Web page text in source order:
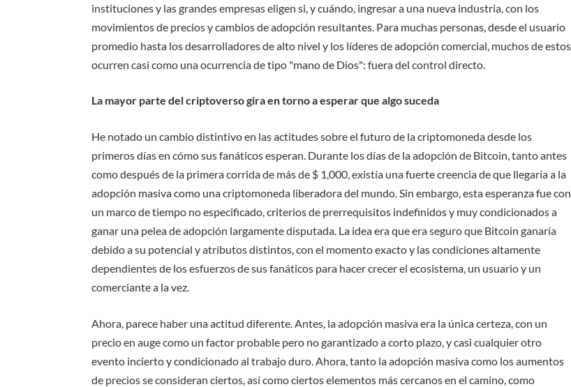
instituciones y las grandes empresas eligen si, y cuándo, ingresar a una nueva industria, con los
movimientos de precios y cambios de adopción resultantes. Para muchas personas, desde el usuario
promedio hasta los desarrolladores de alto nivel y los líderes de adopción comercial, muchos de estos
ocurren casi como una ocurrencia de tipo "mano de Dios": fuera del control directo.
La mayor parte del criptoverso gira en torno a esperar que algo suceda
He notado un cambio distintivo en las actitudes sobre el futuro de la criptomoneda desde los
primeros días en cómo sus fanáticos esperan. Durante los días de la adopción de Bitcoin, tanto antes
como después de la primera corrida de más de $ 1,000, existía una fuerte creencia de que llegaría a la
adopción masiva como una criptomoneda liberadora del mundo. Sin embargo, esta esperanza fue con
un marco de tiempo no especificado, criterios de prerrequisitos indefinidos y muy condicionados a
ganar una pelea de adopción largamente disputada. La idea era que era seguro que Bitcoin ganaría
debido a su potencial y atributos distintos, con el momento exacto y las condiciones altamente
dependientes de los esfuerzos de sus fanáticos para hacer crecer el ecosistema, un usuario y un
comerciante a la vez.
Ahora, parece haber una actitud diferente. Antes, la adopción masiva era la única certeza, con un
precio en auge como un factor probable pero no garantizado a corto plazo, y casi cualquier otro
evento incierto y condicionado al trabajo duro. Ahora, tanto la adopción masiva como los aumentos
de precios se consideran ciertos, así como ciertos elementos más cercanos en el camino, como